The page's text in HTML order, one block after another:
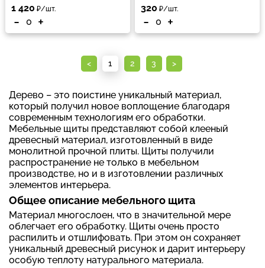
1 420 ₽/шт.
- +
320 ₽/шт.
- +
< 1 2 3 >
Дерево – это поистине уникальный материал,
который получил новое воплощение благодаря
современным технологиям его обработки.
Мебельные щиты представляют собой клееный
древесный материал, изготовленный в виде
монолитной прочной плиты. Щиты получили
распространение не только в мебельном
производстве, но и в изготовлении различных
элементов интерьера.
Общее описание мебельного щита
Материал многослоен, что в значительной мере
облегчает его обработку. Щиты очень просто
распилить и отшлифовать. При этом он сохраняет
уникальный древесный рисунок и дарит интерьеру
особую теплоту натурального материала.